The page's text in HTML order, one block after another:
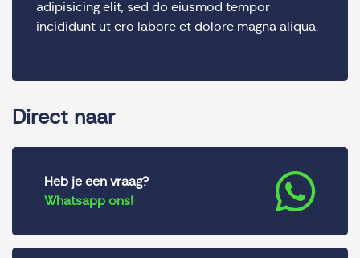
adipisicing elit, sed do eiusmod tempor
incididunt ut ero labore et dolore magna aliqua.
Direct naar
Heb je een vraag?
Whatsapp ons!